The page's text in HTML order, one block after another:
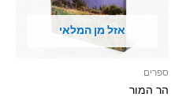
אזל מן המלאי
ספרים
הר המור